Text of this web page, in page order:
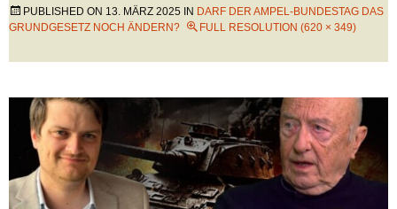
PUBLISHED ON 13. MÄRZ 2025 IN DARF DER AMPEL-BUNDESTAG DAS
GRUNDGESETZ NOCH ÄNDERN?
FULL RESOLUTION (620 × 349)